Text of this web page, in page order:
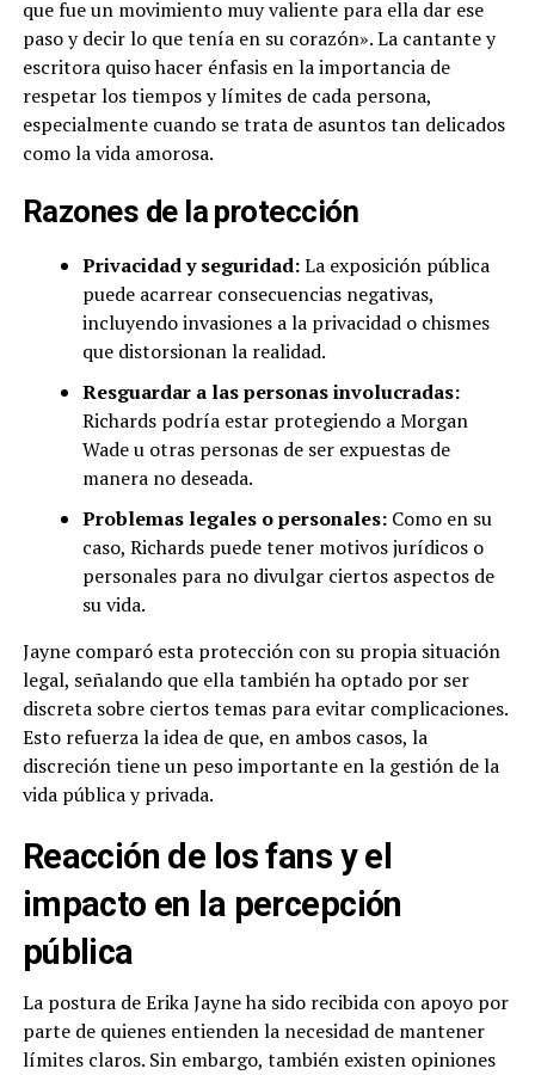
que fue un movimiento muy valiente para ella dar ese
paso y decir lo que tenía en su corazón». La cantante y
escritora quiso hacer énfasis en la importancia de
respetar los tiempos y límites de cada persona,
especialmente cuando se trata de asuntos tan delicados
como la vida amorosa.
Razones de la protección
Privacidad y seguridad:La exposición pública
puede acarrear consecuencias negativas,
incluyendo invasiones a la privacidad o chismes
que distorsionan la realidad.
Resguardar a las personas involucradas:
Richards podría estar protegiendo a Morgan
Wade u otras personas de ser expuestas de
manera no deseada.
Problemas legales o personales:Como en su
caso, Richards puede tener motivos jurídicos o
personales para no divulgar ciertos aspectos de
su vida.
Jayne comparó esta protección con su propia situación
legal, señalando que ella también ha optado por ser
discreta sobre ciertos temas para evitar complicaciones.
Esto refuerza la idea de que, en ambos casos, la
discreción tiene un peso importante en la gestión de la
vida pública y privada.
Reacción de los fans y el
impacto en la percepción
pública
La postura de Erika Jayne ha sido recibida con apoyo por
parte de quienes entienden la necesidad de mantener
límites claros. Sin embargo, también existen opiniones